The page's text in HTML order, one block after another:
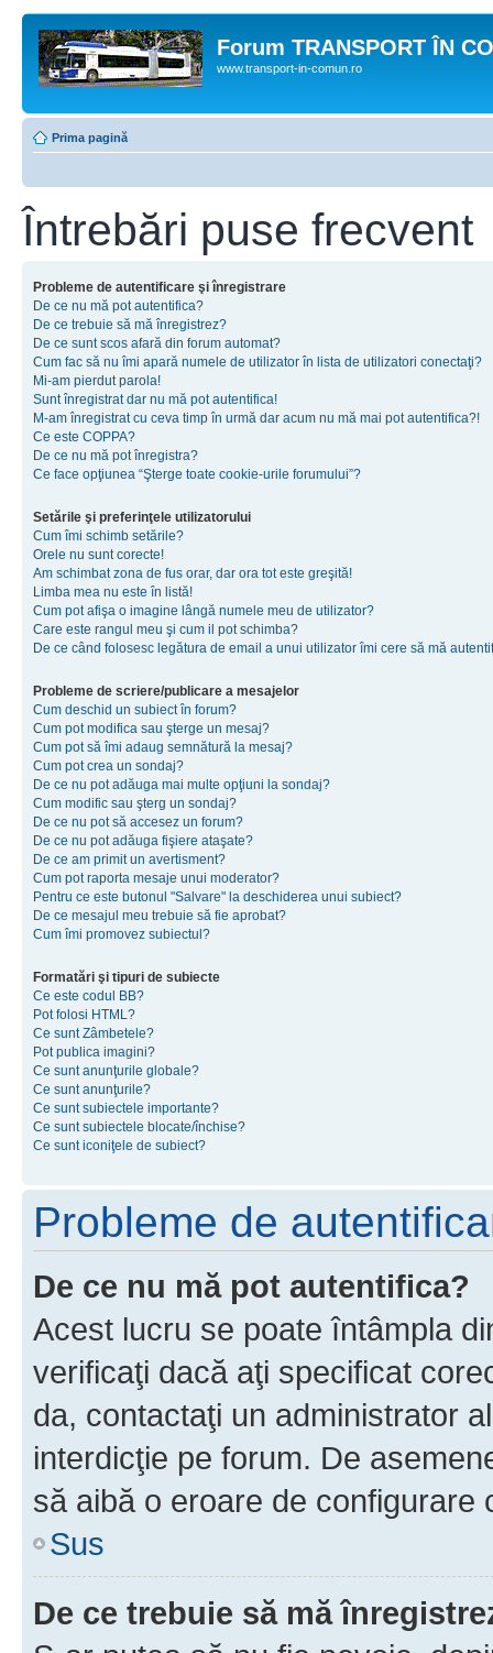
Forum TRANSPORT ÎN
www.transport-in-comun.ro
Prima pagină
Întrebări puse frecvent
Probleme de autentificare şi înregistrare
De ce nu mă pot autentifica?
De ce trebuie să mă înregistrez?
De ce sunt scos afară din forum automat?
Cum fac să nu îmi apară numele de utilizator în lista de utilizatori conectaţi?
Mi-am pierdut parola!
Sunt înregistrat dar nu mă pot autentifica!
M-am înregistrat cu ceva timp în urmă dar acum nu mă mai pot autentifica?!
Ce este COPPA?
De ce nu mă pot înregistra?
Ce face opţiunea “Şterge toate cookie-urile forumului”?
Setările şi preferinţele utilizatorului
Cum îmi schimb setările?
Orele nu sunt corecte!
Am schimbat zona de fus orar, dar ora tot este greşită!
Limba mea nu este în listă!
Cum pot afişa o imagine lângă numele meu de utilizator?
Care este rangul meu şi cum il pot schimba?
De ce când folosesc legătura de email a unui utilizator îmi cere să mă
Probleme de scriere/publicare a mesajelor
Cum deschid un subiect în forum?
Cum pot modifica sau şterge un mesaj?
Cum pot să îmi adaug semnătură la mesaj?
Cum pot crea un sondaj?
De ce nu pot adăuga mai multe opţiuni la sondaj?
Cum modific sau şterg un sondaj?
De ce nu pot să accesez un forum?
De ce nu pot adăuga fişiere ataşate?
De ce am primit un avertisment?
Cum pot raporta mesaje unui moderator?
Pentru ce este butonul "Salvare" la deschiderea unui subiect?
De ce mesajul meu trebuie să fie aprobat?
Cum îmi promovez subiectul?
Formatări şi tipuri de subiecte
Ce este codul BB?
Pot folosi HTML?
Ce sunt Zâmbetele?
Pot publica imagini?
Ce sunt anunţurile globale?
Ce sunt anunţurile?
Ce sunt subiectele importante?
Ce sunt subiectele blocate/închise?
Ce sunt iconiţele de subiect?
Probleme de
De ce nu mă pot autentifica?
Acest lucru se poate întâmpla
verificaţi dacă aţi specificat
da, contactaţi un administrator
interdicţie pe forum. De
să aibă o eroare de configurare
Sus
De ce trebuie să mă